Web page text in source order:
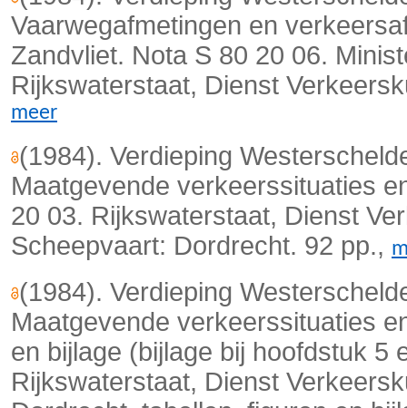
Vaarwegafmetingen en
Zandvliet. Nota S 80 20 06.
Rijkswaterstaat, Dienst
meer
(1984). Verdieping
Maatgevende verkeerssituaties
20 03. Rijkswaterstaat, Dienst
Scheepvaart: Dordrecht. 92 pp.,
(1984). Verdieping
Maatgevende verkeerssituaties
en bijlage (bijlage bij hoofdstuk 5
Rijkswaterstaat, Dienst